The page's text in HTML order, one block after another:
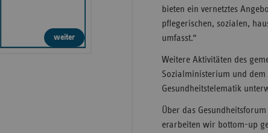
bieten ein vernetztes
pflegerischen, sozialen,
umfasst.“
Weitere Aktivitäten des
Sozialministerium und
Gesundheitstelematik
Über das
erarbeiten wir bottom-up
weiter